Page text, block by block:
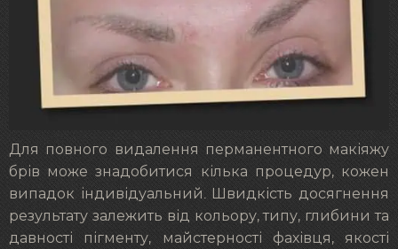
Для повного видалення перманентного макіяжу
брів може знадобитися кілька процедур, кожен
випадок індивідуальний. Швидкість досягнення
результату залежить від кольору, типу, глибини та
давності пігменту, майстерності фахівця, якості